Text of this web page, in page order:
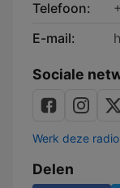
Telefoon:
E-mail:
Sociale
Werk deze
Delen